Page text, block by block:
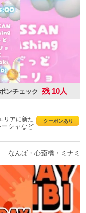
ンチェック 残 10人
クーポンあり
リアに新た
シャなど
なんば・心斎橋・ミナミ